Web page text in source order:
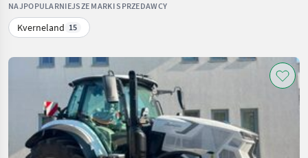
NAJPOPULARNIEJSZE MARKI SPRZEDAWCY
Kverneland 15